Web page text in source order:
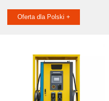
Oferta dla Polski +